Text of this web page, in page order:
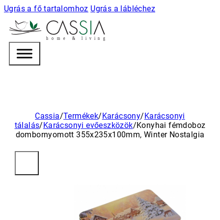
Ugrás a fő tartalomhoz Ugrás a lábléchez
h o m e & l i v i n g
Cassia/Termékek/Karácsony/Karácsonyi
tálalás/Karácsonyi evőeszközök/Konyhai fémdoboz
dombornyomott 355x235x100mm, Winter Nostalgia